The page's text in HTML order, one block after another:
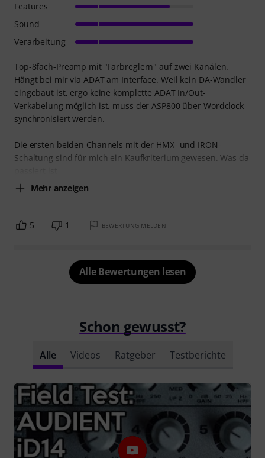
Top-8fach-Preamp mit "Farbreglern" auf zwei Kanälen.
Hängt bei mir via ADAT am Interface. Weil kein DA-Wandler
eingebaut ist, ergo keine komplette ADAT In/Out-
Verkabelung möglich ist, muss der ASP800 über Wordclock
synchronisiert werden.
Die ersten beiden Channels mit der HMX- und IRON-
Schaltung sind für mich ein Kaufkriterium gewesen. Was da
Mehr anzeigen
Features
Sound
Verarbeitung
5 1 BEWERTUNG MELDEN
Alle Bewertungen lesen
Schon gewusst?
Alle Videos Ratgeber Testberichte